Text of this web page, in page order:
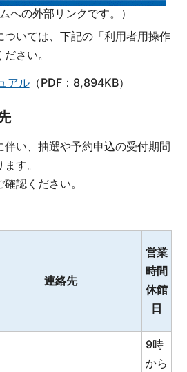
への外部リンクです。）
ついては、下記の「利用者用操作
さい。
アル（PDF：8,894KB）
伴い、抽選や予約申込の受付期間
す。
認ください。
連絡先
営業
時間
休館
日
9時
から